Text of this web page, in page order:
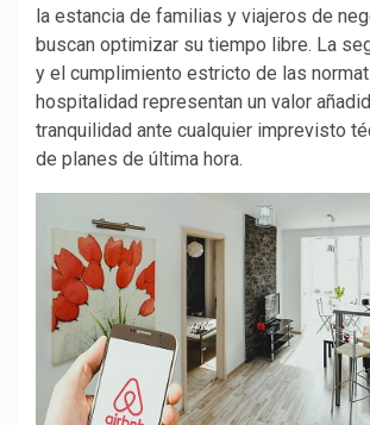
la estancia de familias y viajeros de
buscan optimizar su tiempo libre. La
y el cumplimiento estricto de las
hospitalidad representan un valor
tranquilidad ante cualquier imprevisto
de planes de última hora.